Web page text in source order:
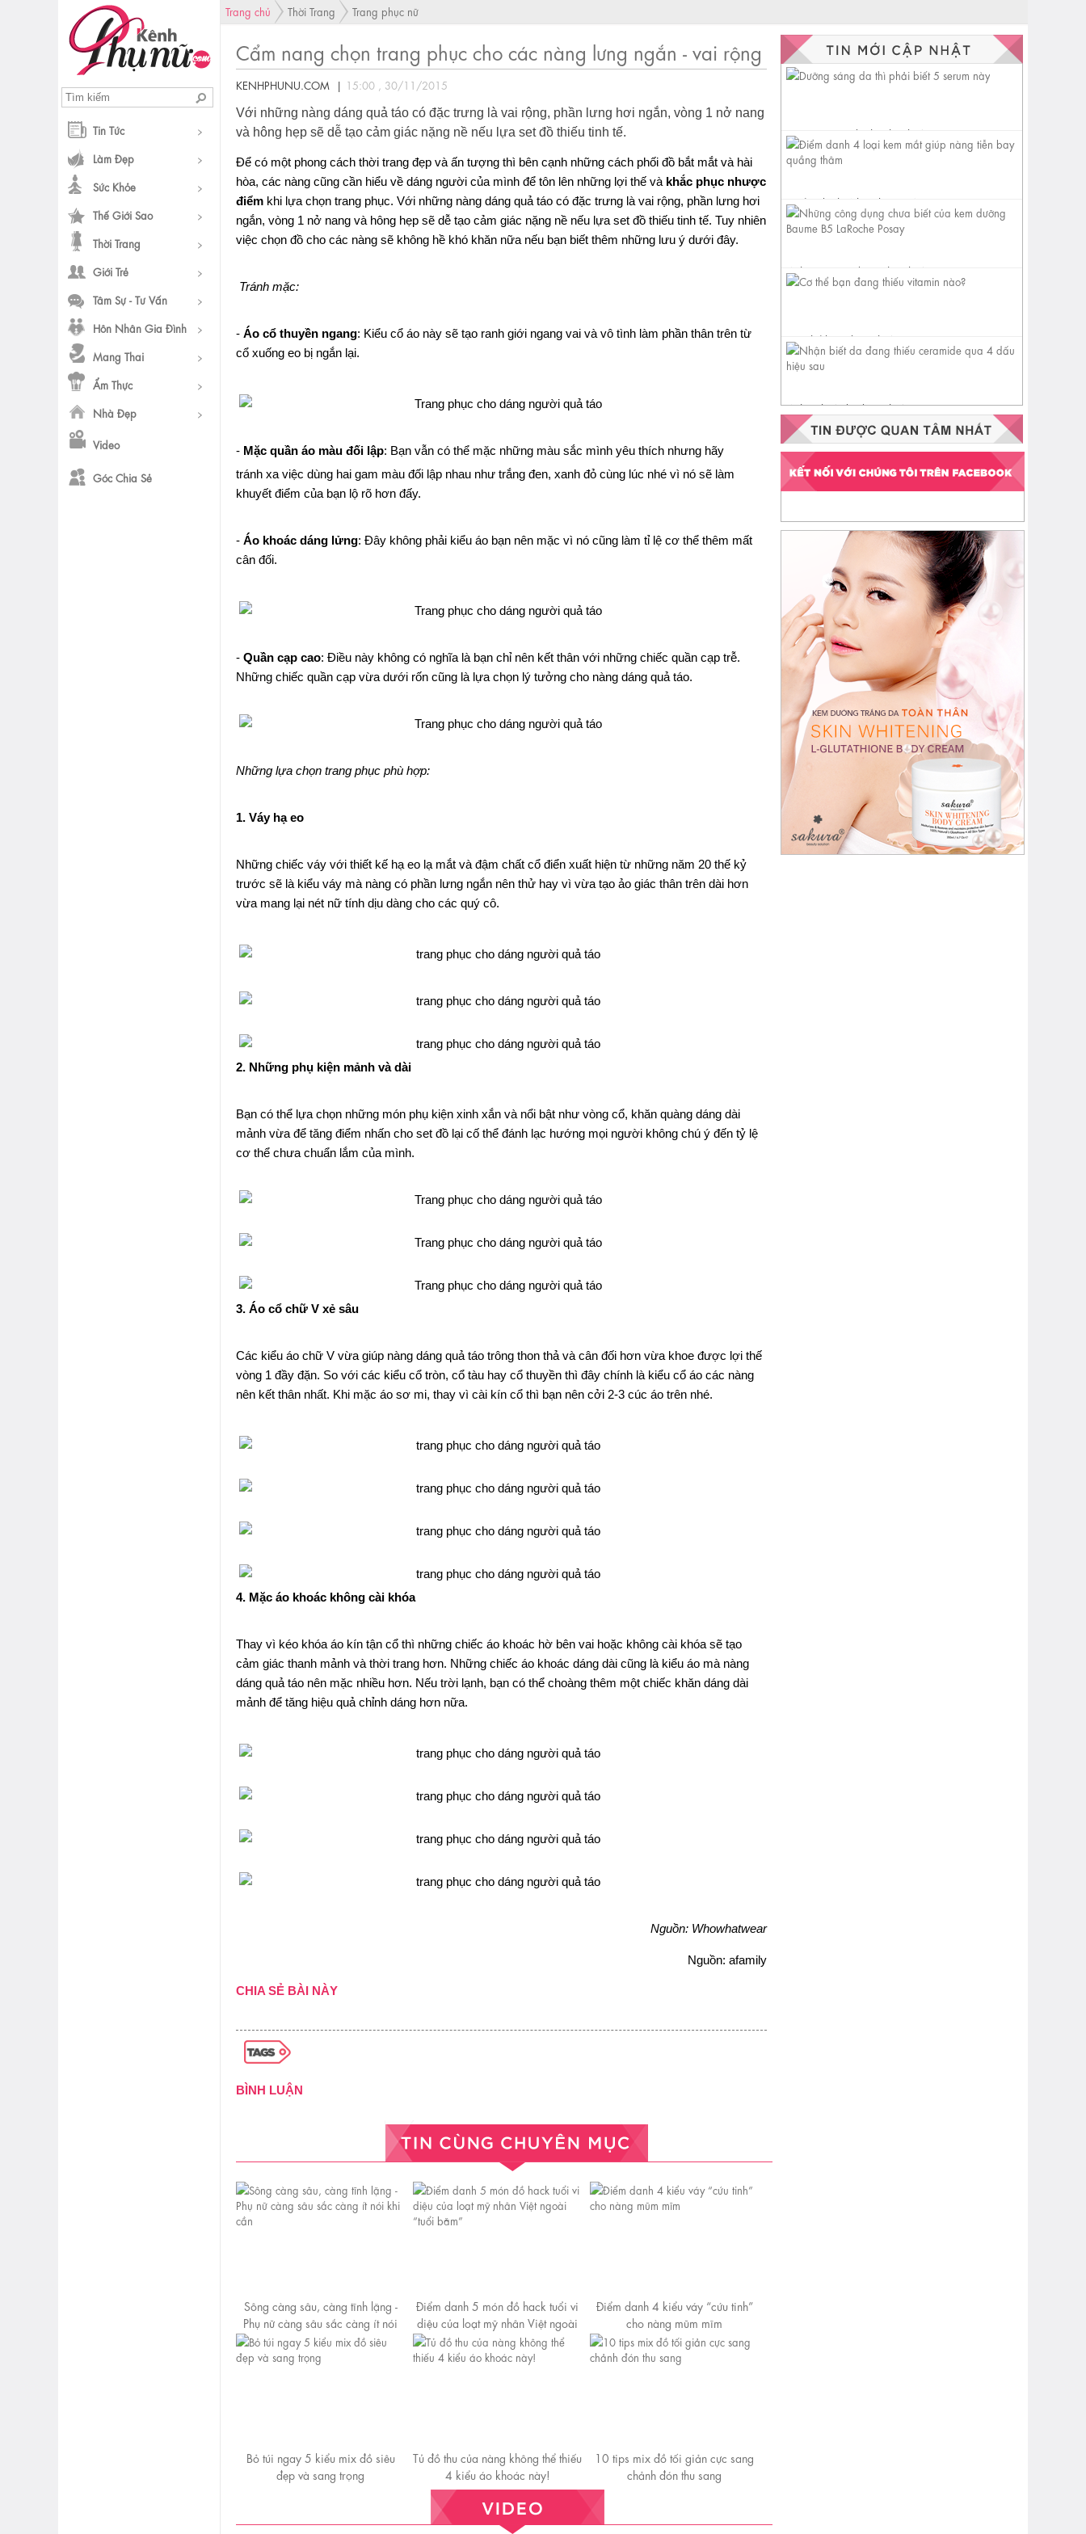
Tin Tức
Làm Đẹp
Sức Khỏe
Thế Giới Sao
Thời Trang
Giới Trẻ
Tâm Sự - Tư Vấn
Hôn Nhân Gia Đình
Mang Thai
Ẩm Thực
Nhà Đẹp
Video
Góc Chia Sẻ
Trang chủ Thời Trang Trang phục nữ
Cẩm nang chọn trang phục cho các nàng lưng ngắn - vai rộng
KENHPHUNU.COM | 15:00 , 30/11/2015
Với những nàng dáng quả táo có đặc trưng là vai rộng, phần lưng hơi ngắn, vòng 1 nở nang
và hông hẹp sẽ dễ tạo cảm giác nặng nề nếu lựa set đồ thiếu tinh tế.
Để có một phong cách thời trang đẹp và ấn tượng thì bên cạnh những cách phối đồ bắt mắt và hài
hòa, các nàng cũng cần hiểu về dáng người của mình để tôn lên những lợi thế và khắc phục nhược
điểm khi lựa chọn trang phục. Với những nàng dáng quả táo có đặc trưng là vai rộng, phần lưng hơi
ngắn, vòng 1 nở nang và hông hẹp sẽ dễ tạo cảm giác nặng nề nếu lựa set đồ thiếu tinh tế. Tuy nhiên
việc chọn đồ cho các nàng sẽ không hề khó khăn nữa nếu bạn biết thêm những lưu ý dưới đây.
Tránh mặc:
- Áo cổ thuyền ngang: Kiểu cổ áo này sẽ tạo ranh giới ngang vai và vô tình làm phần thân trên từ
cổ xuống eo bị ngắn lại.
- Mặc quần áo màu đối lập: Bạn vẫn có thể mặc những màu sắc mình yêu thích nhưng hãy
tránh xa việc dùng hai gam màu đối lập nhau như trắng đen, xanh đỏ cùng lúc nhé vì nó sẽ làm
khuyết điểm của bạn lộ rõ hơn đấy.
- Áo khoác dáng lửng: Đây không phải kiểu áo bạn nên mặc vì nó cũng làm tỉ lệ cơ thể thêm mất
cân đối.
- Quần cạp cao: Điều này không có nghĩa là bạn chỉ nên kết thân với những chiếc quần cạp trễ.
Những chiếc quần cạp vừa dưới rốn cũng là lựa chọn lý tưởng cho nàng dáng quả táo.
Những lựa chọn trang phục phù hợp:
1. Váy hạ eo
Những chiếc váy với thiết kế hạ eo lạ mắt và đậm chất cổ điển xuất hiện từ những năm 20 thế kỷ
trước sẽ là kiểu váy mà nàng có phần lưng ngắn nên thử hay vì vừa tạo ảo giác thân trên dài hơn
vừa mang lại nét nữ tính dịu dàng cho các quý cô.
2. Những phụ kiện mảnh và dài
Bạn có thể lựa chọn những món phụ kiện xinh xắn và nổi bật như vòng cổ, khăn quàng dáng dài
mảnh vừa để tăng điểm nhấn cho set đồ lại cố thể đánh lạc hướng mọi người không chú ý đến tỷ lệ
cơ thể chưa chuẩn lắm của mình.
3. Áo cổ chữ V xẻ sâu
Các kiểu áo chữ V vừa giúp nàng dáng quả táo trông thon thả và cân đối hơn vừa khoe được lợi thế
vòng 1 đầy đặn. So với các kiểu cổ tròn, cổ tàu hay cổ thuyền thì đây chính là kiểu cổ áo các nàng
nên kết thân nhất. Khi mặc áo sơ mi, thay vì cài kín cổ thì bạn nên cởi 2-3 cúc áo trên nhé.
4. Mặc áo khoác không cài khóa
Thay vì kéo khóa áo kín tận cổ thì những chiếc áo khoác hờ bên vai hoặc không cài khóa sẽ tạo
cảm giác thanh mảnh và thời trang hơn. Những chiếc áo khoác dáng dài cũng là kiểu áo mà nàng
dáng quả táo nên mặc nhiều hơn. Nếu trời lạnh, bạn có thể choàng thêm một chiếc khăn dáng dài
mảnh để tăng hiệu quả chỉnh dáng hơn nữa.
Nguồn: Whowhatwear
Nguồn: afamily
CHIA SẺ BÀI NÀY
BÌNH LUẬN
Sông càng sâu, càng tĩnh lặng -
Phụ nữ càng sâu sắc càng ít nói
khi cần
Điểm danh 5 món đồ hack tuổi vi
diệu của loạt mỹ nhân Việt ngoài
“tuổi băm”
Điểm danh 4 kiểu váy “cứu tinh”
cho nàng mũm mĩm
Bỏ túi ngay 5 kiểu mix đồ siêu
đẹp và sang trọng
Tủ đồ thu của nàng không thể thiếu
4 kiểu áo khoác này!
10 tips mix đồ tối giản cực sang
chảnh đón thu sang
Dưỡng sáng da thì phải biết 5
serum này
Điểm danh 4 loại kem mắt
giúp nàng tiễn bay quầng
thâm
Những công dụng chưa biết
của kem dưỡng Baume B5
Cơ thể bạn đang thiếu vitamin
nào?
Nhận biết da đang thiếu
ceramide qua 4 dấu hiệu sau